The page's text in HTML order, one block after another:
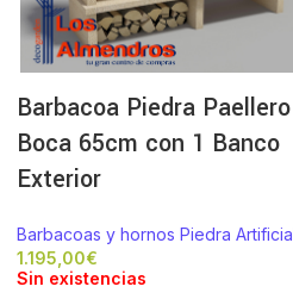
Barbacoa Piedra Paellero
Boca 65cm con 1 Banco
Exterior
Barbacoas y hornos Piedra Artificial
€
Sin existencias